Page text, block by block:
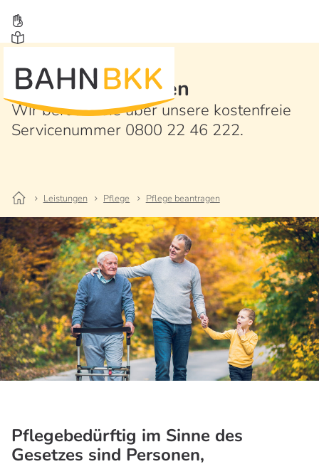
Pflege beantragen
Wir beraten Sie über unsere kostenfreie
Servicenummer 0800 22 46 222.
Leistungen Pflege Pflege beantragen
Pflegebedürftig im Sinne des
Gesetzes sind Personen,